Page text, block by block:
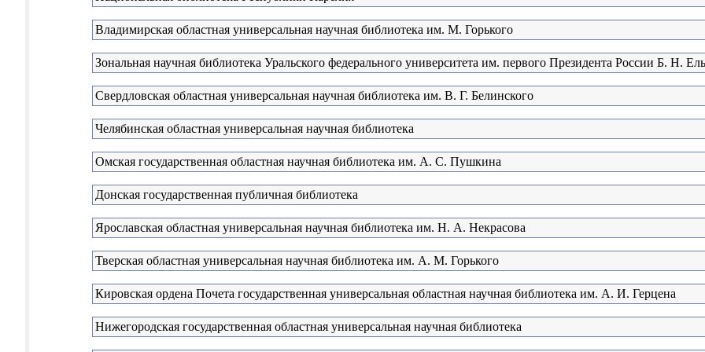
Владимирская областная универсальная научная библиотека им. М. Горького
Зональная научная библиотека Уральского федерального университета им. первого Президента России Б. Н.
Свердловская областная универсальная научная библиотека им. В. Г. Белинского
Челябинская областная универсальная научная библиотека
Омская государственная областная научная библиотека им. А. С. Пушкина
Донская государственная публичная библиотека
Ярославская областная универсальная научная библиотека им. Н. А. Некрасова
Тверская областная универсальная научная библиотека им. А. М. Горького
Кировская ордена Почета государственная универсальная областная научная библиотека им. А. И. Герцена
Нижегородская государственная областная универсальная научная библиотека